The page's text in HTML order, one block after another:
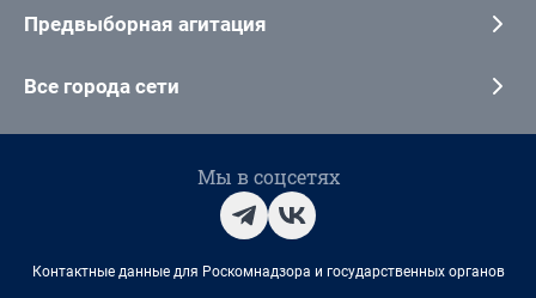
Предвыборная агитация
Все города сети
Мы в соцсетях
Контактные данные для Роскомнадзора и государственных органов